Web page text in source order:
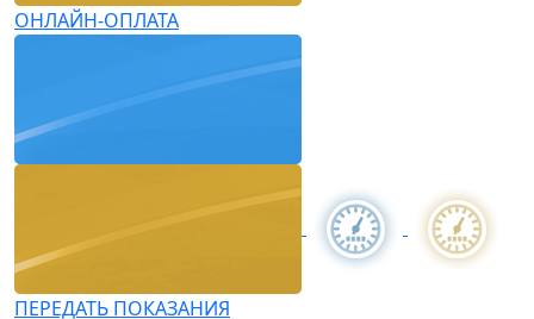
ОНЛАЙН-ОПЛАТА
ПЕРЕДАТЬ ПОКАЗАНИЯ